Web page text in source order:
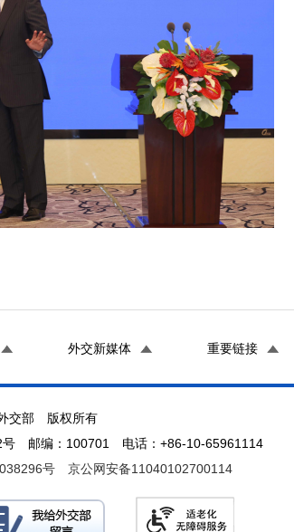
外交新媒体 重要链接
交部 版权所有
号 邮编：100701 电话：+86-10-65961114
号 京公网安备11040102700114